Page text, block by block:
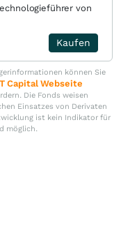
von
Kaufen
können Sie
Capital Webseite
Die Fonds weisen
Einsatzes von Derivaten
ist kein Indikator für
möglich.